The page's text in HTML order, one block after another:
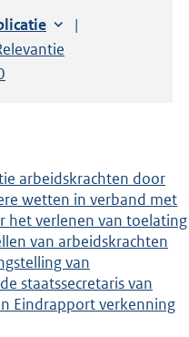
op:
paginaper pagina
arbeidskrachten door
wetten in verband met
het verlenen van toelating
van arbeidskrachten
van
staatssecretaris van
Eindrapport verkenning